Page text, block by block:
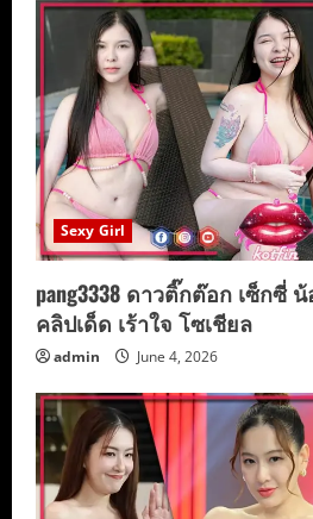
Sexy Girl
pang3338 ดาวติ๊กต๊อก เซ็กซี่
คลิปเด็ด เร้าใจ โซเชียล
admin June 4, 2026